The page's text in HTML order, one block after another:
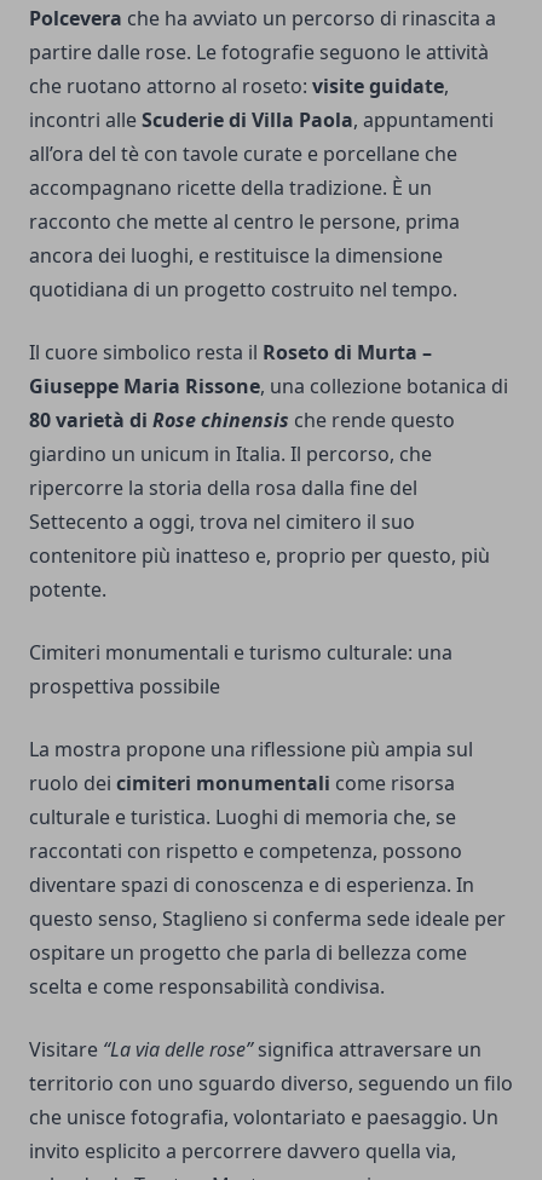
Polcevera che ha avviato un percorso di rinascita a
partire dalle rose. Le fotografie seguono le attività
che ruotano attorno al roseto: visite guidate,
incontri alleScuderie di Villa Paola, appuntamenti
all’ora del tè con tavole curate e porcellane che
accompagnano ricette della tradizione. È un
racconto che mette al centro le persone, prima
ancora dei luoghi, e restituisce la dimensione
quotidiana di un progetto costruito nel tempo.
Il cuore simbolico resta il Roseto di Murta –
Giuseppe Maria Rissone, una collezione botanica di
80 varietà di Rose chinensis che rende questo
giardino un unicum in Italia. Il percorso, che
ripercorre la storia della rosa dalla fine del
Settecento a oggi, trova nel cimitero il suo
contenitore più inatteso e, proprio per questo, più
potente.
Cimiteri monumentali e turismo culturale: una
prospettiva possibile
La mostra propone una riflessione più ampia sul
ruolo dei cimiteri monumentali come risorsa
culturale e turistica. Luoghi di memoria che, se
raccontati con rispetto e competenza, possono
diventare spazi di conoscenza e di esperienza. In
questo senso, Staglieno si conferma sede ideale per
ospitare un progetto che parla di bellezza come
scelta e come responsabilità condivisa.
Visitare “La via delle rose”significa attraversare un
territorio con uno sguardo diverso, seguendo un filo
che unisce fotografia, volontariato e paesaggio. Un
invito esplicito a percorrere davvero quella via,